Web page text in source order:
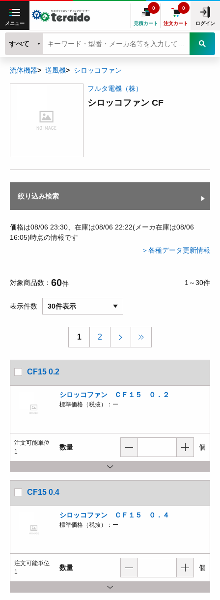
メニュー 見積カート
0
注文カート
0
ログイン
すべて
流体機器 送風機 シロッコファン
フルタ電機（株）
シロッコファン CF
絞り込み検索
価格は08/06 23:30、在庫は08/06 22:22(メーカ在庫は08/06
16:05)時点の情報です
＞各種データ更新情報
対象商品数 60件 1～30件
表示件数 30件表示
1 2
CF15 0.2
シロッコファン ＣＦ１５ ０．２
標準価格（税抜）： ー
注文可能単位
1
数量 個
CF15 0.4
シロッコファン ＣＦ１５ ０．４
標準価格（税抜）： ー
注文可能単位
1
数量 個